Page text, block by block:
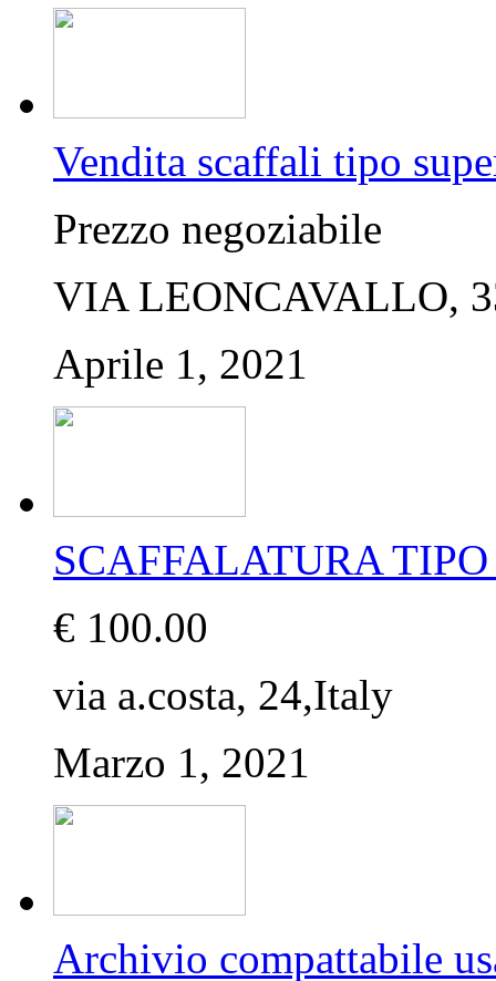
Vendita scaffali tipo
Prezzo negoziabile
VIA LEONCAVALLO,
Aprile 1, 2021
SCAFFALATURA
€ 100.00
via a.costa, 24,Italy
Marzo 1, 2021
Archivio compattabile